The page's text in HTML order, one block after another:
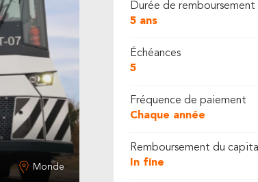
Monde
Durée de remboursement
5 ans
Échéances
5
Fréquence de paiement
Chaque année
Remboursement du capital
In fine